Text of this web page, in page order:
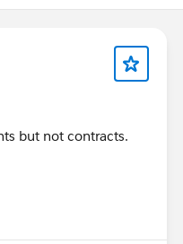
but not contracts.